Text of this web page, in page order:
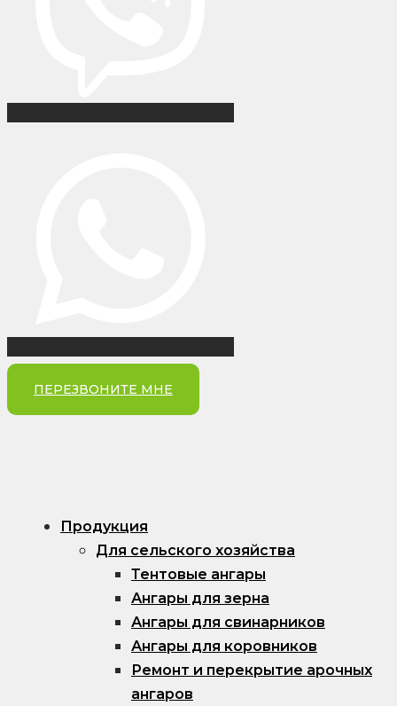
ПЕРЕЗВОНИТЕ МНЕ
Продукция
Для сельского хозяйства
Тентовые ангары
Ангары для зерна
Ангары для свинарников
Ангары для коровников
Ремонт и перекрытие арочных
ангаров